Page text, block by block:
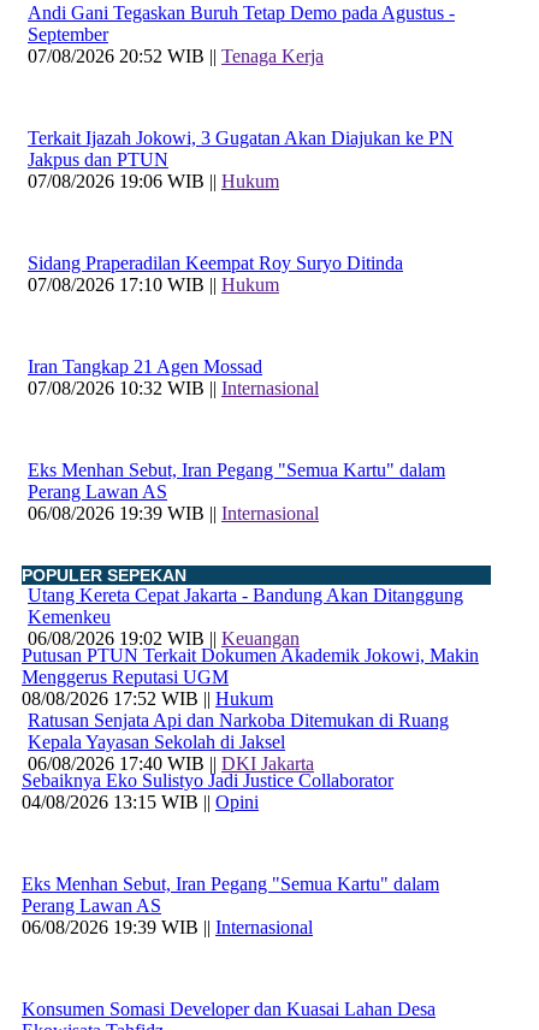
Andi Gani Tegaskan Buruh Tetap Demo pada Agustus -
September
07/08/2026 20:52 WIB || Tenaga Kerja
Terkait Ijazah Jokowi, 3 Gugatan Akan Diajukan ke PN
Jakpus dan PTUN
07/08/2026 19:06 WIB || Hukum
Sidang Praperadilan Keempat Roy Suryo Ditinda
07/08/2026 17:10 WIB || Hukum
Iran Tangkap 21 Agen Mossad
07/08/2026 10:32 WIB || Internasional
Eks Menhan Sebut, Iran Pegang "Semua Kartu" dalam
Perang Lawan AS
06/08/2026 19:39 WIB || Internasional
Utang Kereta Cepat Jakarta - Bandung Akan Ditanggung
Kemenkeu
06/08/2026 19:02 WIB || Keuangan
Ratusan Senjata Api dan Narkoba Ditemukan di Ruang
Kepala Yayasan Sekolah di Jaksel
06/08/2026 17:40 WIB || DKI Jakarta
POPULER SEPEKAN
Putusan PTUN Terkait Dokumen Akademik Jokowi, Makin
Menggerus Reputasi UGM
08/08/2026 17:52 WIB || Hukum
Sebaiknya Eko Sulistyo Jadi Justice Collaborator
04/08/2026 13:15 WIB || Opini
Eks Menhan Sebut, Iran Pegang "Semua Kartu" dalam
Perang Lawan AS
06/08/2026 19:39 WIB || Internasional
Konsumen Somasi Developer dan Kuasai Lahan Desa